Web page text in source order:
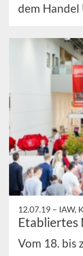
dem Handel
12.07.19 – IAW,
Etabliertes
Vom 18. bis